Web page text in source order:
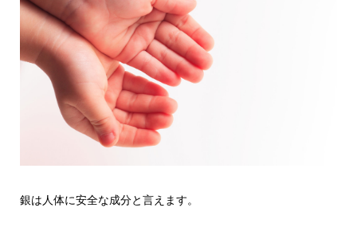
銀は人体に安全な成分と言えます。